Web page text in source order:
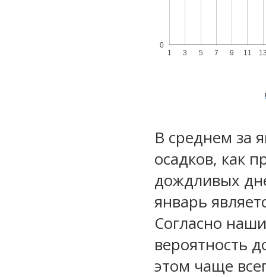
1 3 5 7 9 11
0
В среднем за
осадков, как
дождливых
январь
Согласно
вероятность
этом чаще